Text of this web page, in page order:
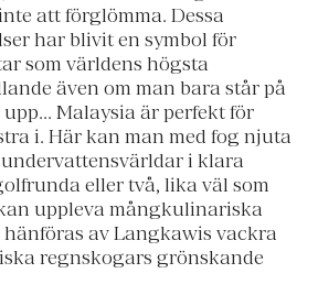
att förglömma. Dessa
har blivit en symbol för
som världens högsta
även om man bara står på
Malaysia är perfekt för
i. Här kan man med fog njuta
i klara
eller två, lika väl som
uppleva mångkulinariska
av Langkawis vackra
regnskogars grönskande